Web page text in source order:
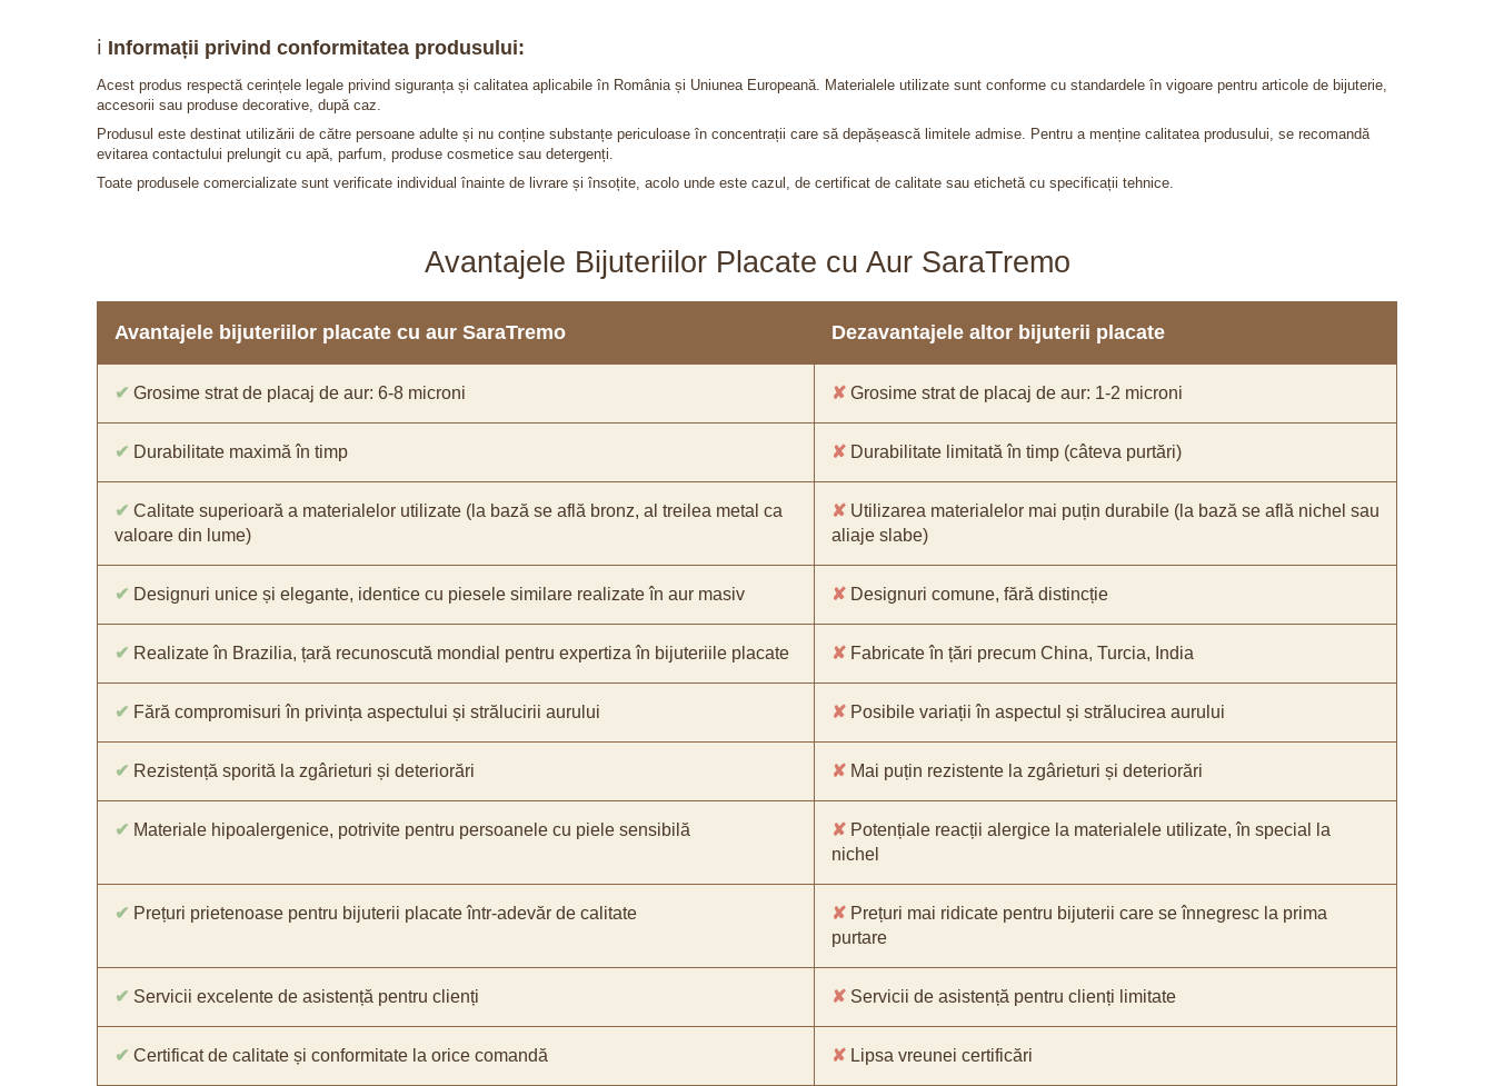
ℹ️ Informații privind conformitatea produsului:
Acest produs respectă cerințele legale privind siguranța și calitatea aplicabile în România și Uniunea Europeană. Materialele utilizate sunt conforme cu standardele în vigoare pentru articole de bijuterie,
accesorii sau produse decorative, după caz.
Produsul este destinat utilizării de către persoane adulte și nu conține substanțe periculoase în concentrații care să depășească limitele admise. Pentru a menține calitatea produsului, se recomandă
evitarea contactului prelungit cu apă, parfum, produse cosmetice sau detergenți.
Toate produsele comercializate sunt verificate individual înainte de livrare și însoțite, acolo unde este cazul, de certificat de calitate sau etichetă cu specificații tehnice.
Avantajele Bijuteriilor Placate cu Aur SaraTremo
Avantajele bijuteriilor placate cu aur SaraTremo Dezavantajele altor bijuterii placate
✔ Grosime strat de placaj de aur: 6-8 microni ✘ Grosime strat de placaj de aur: 1-2 microni
✔ Durabilitate maximă în timp ✘ Durabilitate limitată în timp (câteva purtări)
✔ Calitate superioară a materialelor utilizate (la bază se află bronz, al treilea metal ca
valoare din lume)
✘ Utilizarea materialelor mai puțin durabile (la bază se află nichel sau
aliaje slabe)
✔ Designuri unice și elegante, identice cu piesele similare realizate în aur masiv ✘ Designuri comune, fără distincție
✔ Realizate în Brazilia, țară recunoscută mondial pentru expertiza în bijuteriile placate ✘ Fabricate în țări precum China, Turcia, India
✔ Fără compromisuri în privința aspectului și strălucirii aurului ✘ Posibile variații în aspectul și strălucirea aurului
✔ Rezistență sporită la zgârieturi și deteriorări ✘ Mai puțin rezistente la zgârieturi și deteriorări
✔ Materiale hipoalergenice, potrivite pentru persoanele cu piele sensibilă ✘ Potențiale reacții alergice la materialele utilizate, în special la
nichel
✔ Prețuri prietenoase pentru bijuterii placate într-adevăr de calitate ✘ Prețuri mai ridicate pentru bijuterii care se înnegresc la prima
purtare
✔ Servicii excelente de asistență pentru clienți ✘ Servicii de asistență pentru clienți limitate
✔ Certificat de calitate și conformitate la orice comandă ✘ Lipsa vreunei certificări